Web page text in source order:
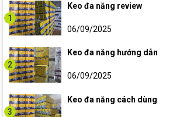
1
Keo đa năng review
06/09/2025
2
Keo đa năng hướng dẫn
06/09/2025
3
Keo đa năng cách dùng